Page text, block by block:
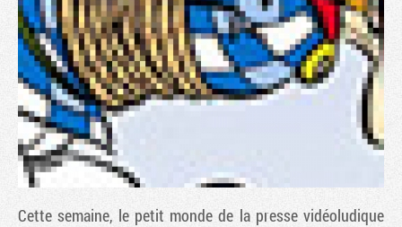
Cette semaine, le petit monde de la presse vidéoludique